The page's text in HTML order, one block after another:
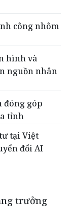
công nhôm
hình và
nguồn nhân
đóng góp
tỉnh
tại Việt
đổi AI
trưởng